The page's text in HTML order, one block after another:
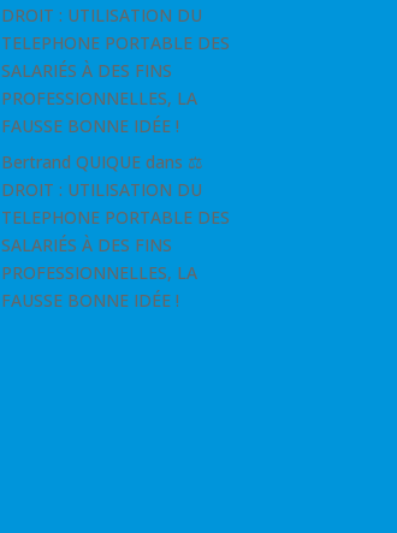
DROIT : UTILISATION DU
TELEPHONE PORTABLE DES
SALARIÉS À DES FINS
PROFESSIONNELLES, LA
FAUSSE BONNE IDÉE !
Bertrand QUIQUE dans ⚖
DROIT : UTILISATION DU
TELEPHONE PORTABLE DES
SALARIÉS À DES FINS
PROFESSIONNELLES, LA
FAUSSE BONNE IDÉE !